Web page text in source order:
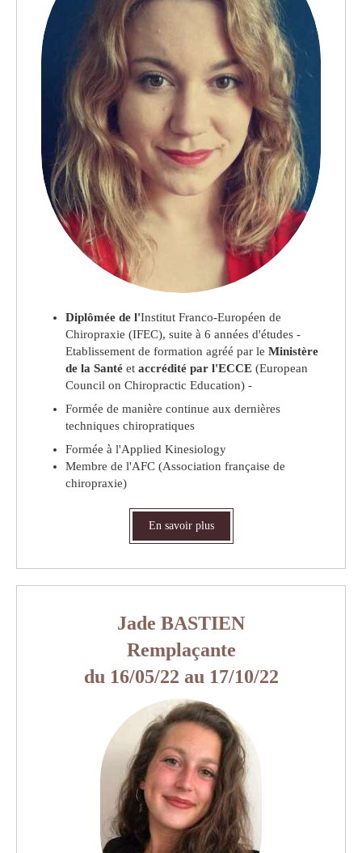
Diplômée de l'Institut Franco-Européen de
Chiropraxie (IFEC), suite à 6 années d'études -
Etablissement de formation agréé par le Ministère
de la Santé et accrédité par l'ECCE (European
Council on Chiropractic Education) -
Formée de manière continue aux dernières
techniques chiropratiques
Formée à l'Applied Kinesiology
Membre de l'AFC (Association française de
chiropraxie)
En savoir plus
Jade BASTIEN
Remplaçante
du 16/05/22 au 17/10/22